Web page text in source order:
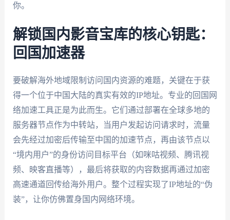
你。
解锁国内影音宝库的核心钥匙：
回国加速器
要破解海外地域限制访问国内资源的难题，关键在于获
得一个位于中国大陆的真实有效的IP地址。专业的回国网
络加速工具正是为此而生。它们通过部署在全球多地的
服务器节点作为中转站，当用户发起访问请求时，流量
会先经过加密后传输至中国的加速节点，再由该节点以
“境内用户”的身份访问目标平台（如咪咕视频、腾讯视
频、映客直播等），最后将获取的内容数据再通过加密
高速通道回传给海外用户。整个过程实现了IP地址的“伪
装”，让你仿佛置身国内网络环境。